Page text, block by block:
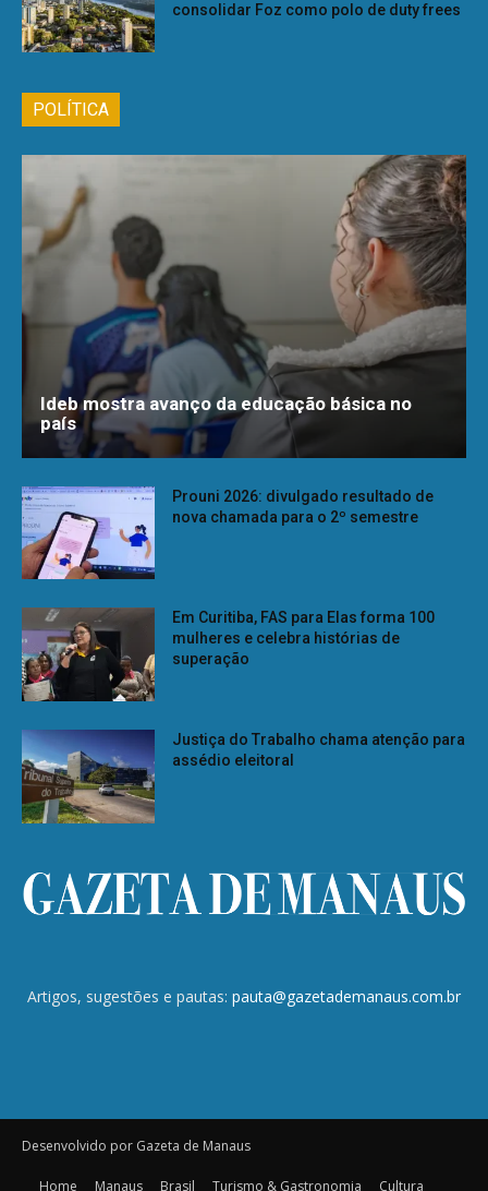
consolidar Foz como polo de duty frees
POLÍTICA
Ideb mostra avanço da educação básica no
país
Prouni 2026: divulgado resultado de
nova chamada para o 2º semestre
Em Curitiba, FAS para Elas forma 100
mulheres e celebra histórias de
superação
Justiça do Trabalho chama atenção para
assédio eleitoral
Artigos, sugestões e pautas: pauta@gazetademanaus.com.br
Desenvolvido por Gazeta de Manaus
Home Manaus Brasil Turismo & Gastronomia Cultura